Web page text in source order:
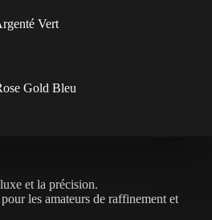
Vert
Gold Bleu
et la précision.
les amateurs de raffinement et